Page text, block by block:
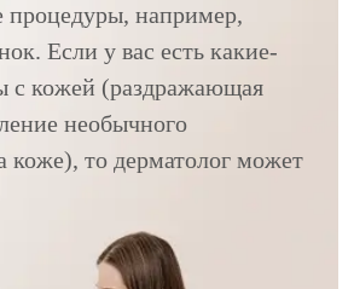
процедуры, например,
Если у вас есть какие-
с кожей (раздражающая
необычного
коже), то дерматолог может